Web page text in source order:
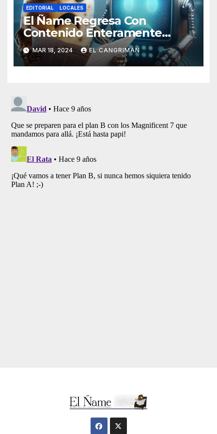
EDITORIAL LOCALES
El Ñame Regresa Con
Contenido Enteramente
Generado Por Inteligencia
Artificial
MAR 18, 2024 EL CANGRIMÁN